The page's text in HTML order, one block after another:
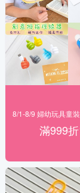
滿999